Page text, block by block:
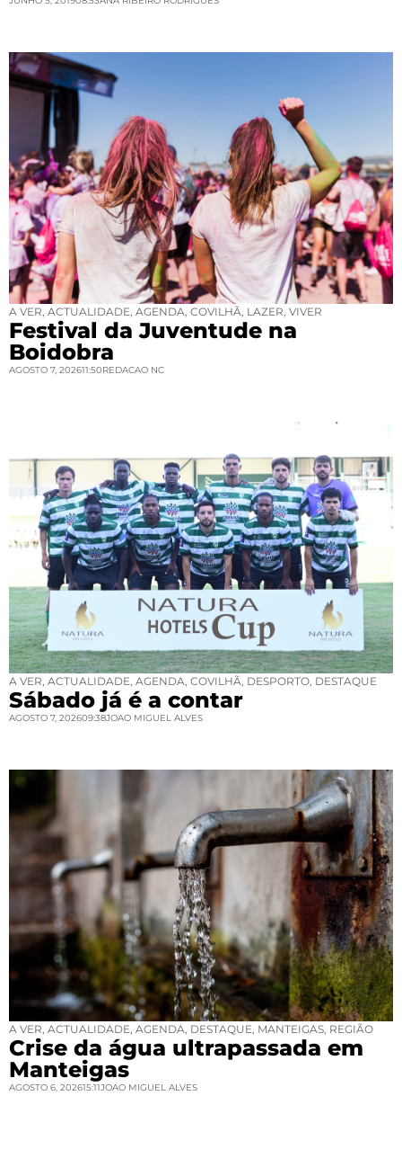
A VER ACTUALIDADE AGENDA COVILHÃ LAZER VIVER
Festival da Juventude na
Boidobra
AGOSTO 7, 202611:50REDACAO NC
A VER ACTUALIDADE AGENDA COVILHÃ DESPORTO DESTAQUE
Sábado já é a contar
AGOSTO 7, 202609:38JOAO MIGUEL ALVES
A VER ACTUALIDADE AGENDA DESTAQUE MANTEIGAS REGIÃO
Crise da água ultrapassada em
Manteigas
AGOSTO 6, 202615:11JOAO MIGUEL ALVES